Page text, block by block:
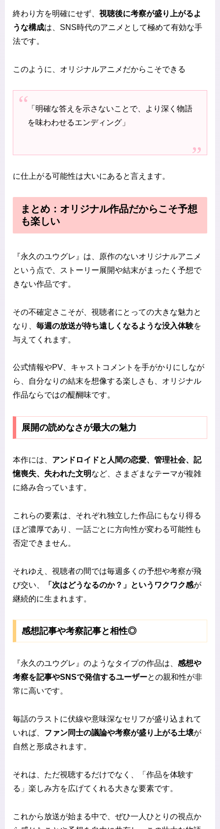
終わり方を明確にせず、 視聴後に考察が盛り上がるよ
うな構成は、SNS時代のアニメとして極めて有効な手
法です。
このように、オリジナルアニメだからこそできる
「明確な答えを示さないことで、より深く物語
を味わわせるエンディング」
に仕上がる可能性は大いにあると言えます。
まとめ：オリジナル作品だからこそ予想
も楽しい
『永久のユウグレ』は、原作のないオリジナルアニメ
という点で、ストーリー展開や結末がまったく予想で
きない作品です。
その不確定さこそが、視聴者にとっての大きな魅力と
なり、 毎週の放送が待ち遠しくなるような没入体験を
与えてくれます。
公式情報やPV、キャストコメントを手がかりにしなが
ら、自分なりの結末を想像する楽しさも、オリジナル
作品ならではの醍醐味です。
展開の読めなさが最大の魅力
本作には、 アンドロイドと人間の恋愛、管理社会、記
憶喪失、失われた文明など、さまざまなテーマが複雑
に絡み合っています。
これらの要素は、それぞれ独立した作品にもなり得る
ほど濃厚であり、一話ごとに方向性が変わる可能性も
否定できません。
それゆえ、視聴者の間では毎週多くの予想や考察が飛
び交い、
「次はどうなるのか？」というワクワク感が
継続的に生まれます。
感想記事や考察記事と相性◎
『永久のユウグレ』のようなタイプの作品は、 感想や
考察を記事やSNSで発信するユーザーとの親和性が非
常に高いです。
毎話のラストに伏線や意味深なセリフが盛り込まれて
いれば、 ファン同士の議論や考察が盛り上がる土壌が
自然と形成されます。
それは、ただ視聴するだけでなく、「作品を体験す
る」楽しみ方を広げてくれる大きな要素です。
これから放送が始まる中で、ぜひ一人ひとりの視点か